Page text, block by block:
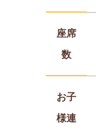
座席
数
お子
様連